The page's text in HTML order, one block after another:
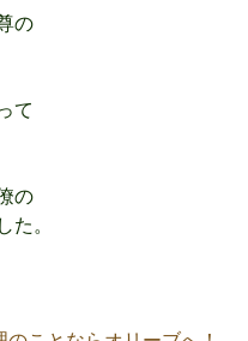
の
て
の
た。